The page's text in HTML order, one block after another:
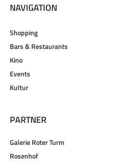
NAVIGATION
Shopping
Bars & Restaurants
Kino
Events
Kultur
PARTNER
Galerie Roter Turm
Rosenhof